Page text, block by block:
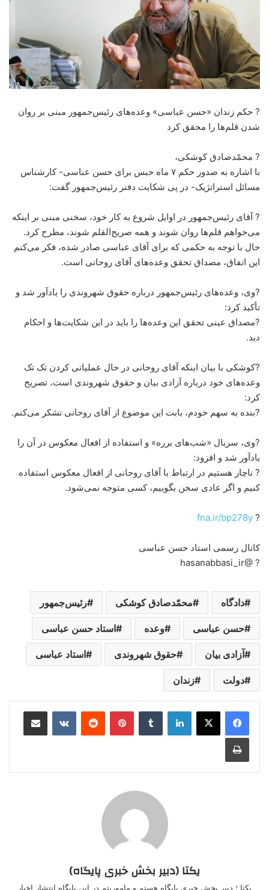
? حکم زندان «حسن عباسی» وعده‌های رئیس‌جمهور مبنی بر روان
شدن قلم‌ها را محقق کرد
? محمّدصادق کوشکی،
با اشاره به صدور حکم ۷ ماه حبس برای حسن عباسی- کارشناس
مسائل استراتژیک- در پی شکایت دفتر رئیس‌جمهور گفت:
? آقای رئیس‌جمهور در اوایل شروع به کار خود، سخنی مبنی بر اینکه
می‌خواهم قلم‌ها روان شوند و همه صریح‌القلم شوند، مطرح کرد.
حال با توجه به حکمی که برای آقای عباسی صادر شده، فکر می‌کنم
این اتفاق‌، مصداق تحقق وعده‌های آقای روحانی است.
?وی، وعده‌های رئیس‌جمهور درباره حقوق شهروندی را یادآور شد و
تأکید کرد:
?مصداق عینی تحقق این وعده‌ها را باید در این شکایت‌ها و احکام
دید.
?کوشکی با بیان اینکه آقای روحانی در حال عملیاتی کردن تک تک
وعده‌های خود درباره آزادی بیان و حقوق شهروندی است، تصریح
کرد:
?بنده به سهم خودم، بابت این موضوع از آقای روحانی تشکر می‌کنم.
?وی، سریال «شب‌های برره» و استفاده از افعال معکوس در آن را
یادآور شد و افزود:
? ناچار هستیم در ارتباط با آقای روحانی از افعال معکوس استفاده
کنیم و اگر عادی سخن بگوییم، کسی متوجه نمی‌شود.
?
fna.ir/bp278y
کانال رسمی استاد حسن عباسی
? @hasanabbasi_ir
دادگاه محمّدصادق کوشکی رئیس‌جمهور
حسن عباسی وعده استاد حسن عباسی
آزادی بیان حقوق شهروندی استاد عباسی
دولت زندان
لینکدین ‫تامبلر ‫پین‌ترست‫رددیت ‫VKontakteاشتراک گذاری از طریق ایمیل
چاپ
یکتا (دبیر بخش خبری پایگاه)
یکتا ؛ دبیر بخش خبری پایگاه هستم و ماموریتم در این پایگاه انتشار اخبار